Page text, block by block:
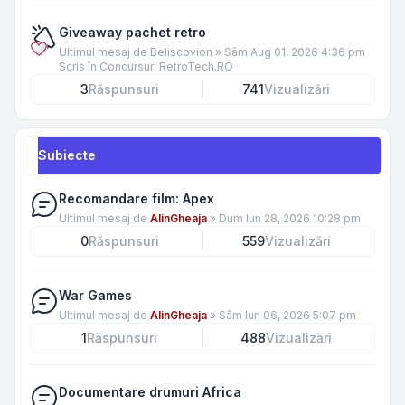
Giveaway pachet retro
Ultimul mesaj de Beliscovion » Sâm Aug 01, 2026 4:36 pm
Scris în Concursuri RetroTech.RO
3Răspunsuri 741Vizualizări
Subiecte
Recomandare film: Apex
Ultimul mesaj de AlinGheaja » Dum Iun 28, 2026 10:28 pm
0Răspunsuri 559Vizualizări
War Games
Ultimul mesaj de AlinGheaja » Sâm Iun 06, 2026 5:07 pm
1Răspunsuri 488Vizualizări
Documentare drumuri Africa